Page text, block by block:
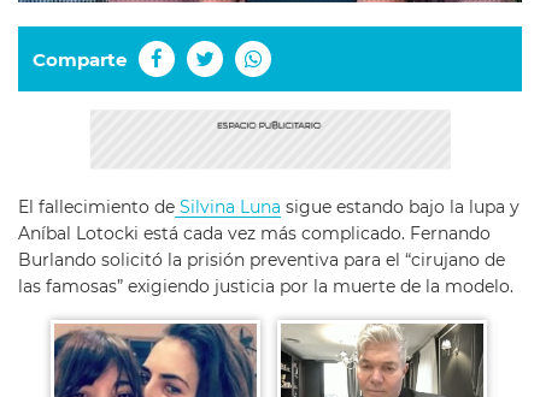
Comparte
El fallecimiento de Silvina Luna sigue estando bajo la lupa y
Aníbal Lotocki está cada vez más complicado. Fernando
Burlando solicitó la prisión preventiva para el “cirujano de
las famosas” exigiendo justicia por la muerte de la modelo.